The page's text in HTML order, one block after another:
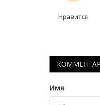
Нравится
Имя